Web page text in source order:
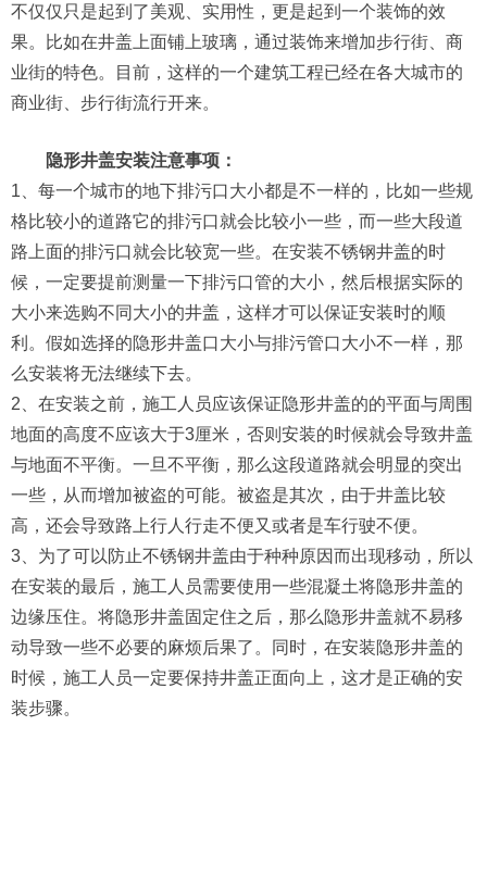
不仅仅只是起到了美观、实用性，更是起到一个装饰的效
果。比如在井盖上面铺上玻璃，通过装饰来增加步行街、商
业街的特色。目前，这样的一个建筑工程已经在各大城市的
商业街、步行街流行开来。
隐形井盖安装注意事项：
1、每一个城市的地下排污口大小都是不一样的，比如一些规
格比较小的道路它的排污口就会比较小一些，而一些大段道
路上面的排污口就会比较宽一些。在安装不锈钢井盖的时
候，一定要提前测量一下排污口管的大小，然后根据实际的
大小来选购不同大小的井盖，这样才可以保证安装时的顺
利。假如选择的隐形井盖口大小与排污管口大小不一样，那
么安装将无法继续下去。
2、在安装之前，施工人员应该保证隐形井盖的的平面与周围
地面的高度不应该大于3厘米，否则安装的时候就会导致井盖
与地面不平衡。一旦不平衡，那么这段道路就会明显的突出
一些，从而增加被盗的可能。被盗是其次，由于井盖比较
高，还会导致路上行人行走不便又或者是车行驶不便。
3、为了可以防止不锈钢井盖由于种种原因而出现移动，所以
在安装的最后，施工人员需要使用一些混凝土将隐形井盖的
边缘压住。将隐形井盖固定住之后，那么隐形井盖就不易移
动导致一些不必要的麻烦后果了。同时，在安装隐形井盖的
时候，施工人员一定要保持井盖正面向上，这才是正确的安
装步骤。